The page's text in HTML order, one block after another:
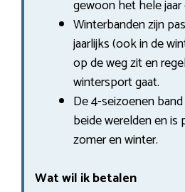
gewoon het hele jaar
Winterbanden zijn
jaarlijks (ook in de
op de weg zit en
wintersport gaat.
De 4-seizoenen
beide werelden en is
zomer en winter.
Wat wil ik betalen